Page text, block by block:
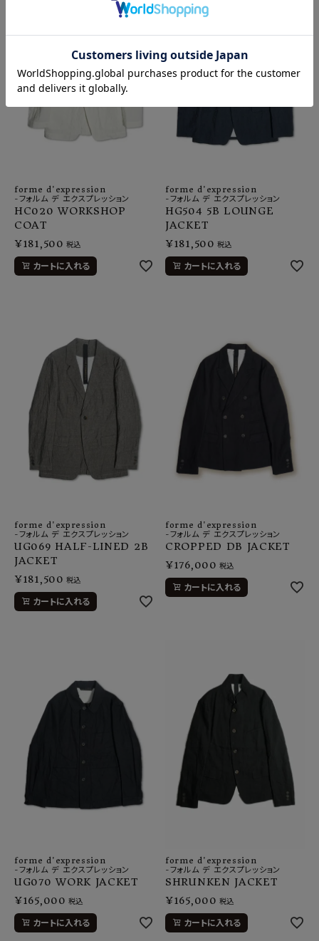
forme d'expression
-フォルム デ エクスプレッション
HC020 WORKSHOP
COAT
¥181,500 税込
カートに入れる
forme d'expression
-フォルム デ エクスプレッション
HG504 5B LOUNGE
JACKET
¥181,500 税込
カートに入れる
forme d'expression
-フォルム デ エクスプレッション
UG069 HALF-LINED 2B
JACKET
¥181,500 税込
カートに入れる
forme d'expression
-フォルム デ エクスプレッション
CROPPED DB JACKET
¥176,000 税込
カートに入れる
forme d'expression
-フォルム デ エクスプレッション
UG070 WORK JACKET
¥165,000 税込
カートに入れる
forme d'expression
-フォルム デ エクスプレッション
SHRUNKEN JACKET
¥165,000 税込
カートに入れる